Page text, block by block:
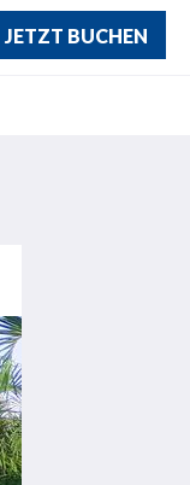
JETZT BUCHEN